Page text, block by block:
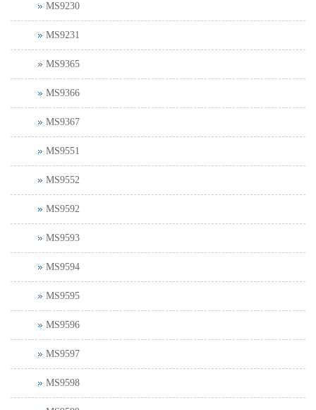
MS9230
MS9231
MS9365
MS9366
MS9367
MS9551
MS9552
MS9592
MS9593
MS9594
MS9595
MS9596
MS9597
MS9598